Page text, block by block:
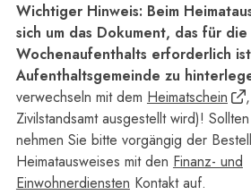
Wichtiger Hinweis: Beim
sich um das Dokument, das für
Wochenaufenthalts erforderlich
Aufenthaltsgemeinde zu
verwechseln mit dem Heimatschein
Zivilstandsamt ausgestellt wird)!
nehmen Sie bitte vorgängig der
Heimatausweises mit den Finanz- und
Einwohnerdiensten Kontakt auf.